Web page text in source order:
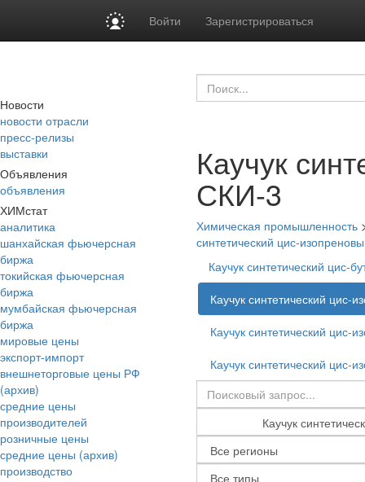
Войти Зарегистрироваться
Новости
новости отрасли
пресс-релизы
выставки
Объявления
объявления
ХИМстат
аналитика
шанхайская фьючерсная
биржа
токийская фьючерсная
биржа
мумбайская фьючерсная
биржа
мировые цены
экспорт-импорт
внешнеторговые цены РФ
(архив)
средние цены
производителей
розничные цены
средние цены (архив)
производство
Каучук
СКИ-3
Химическая промышленность
синтетический цис-
Каучук синтетический цис-
Каучук синтетический цис-
Каучук синтетический цис-
Каучук синтетический цис-